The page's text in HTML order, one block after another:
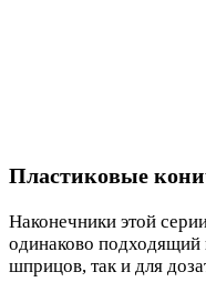
Пластиковые
Наконечники этой
одинаково подходящий
шприцов, так и для